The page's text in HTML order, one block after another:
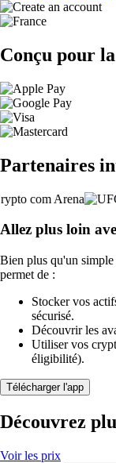
Conçu pour
Partenaires
Allez plus loin
Bien plus qu'un
permet de :
Stocker vos
sécurisé.
Découvrir les
Utiliser vos
éligibilité).
Télécharger l'app
Découvrez
Voir les prix